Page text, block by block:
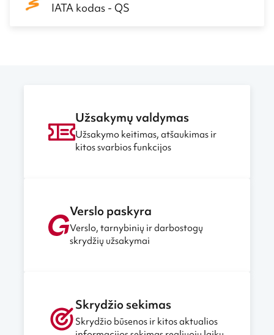
IATA kodas - QS
Užsakymų valdymas
Užsakymo keitimas, atšaukimas ir
kitos svarbios funkcijos
Verslo paskyra
Verslo, tarnybinių ir darbostogų
skrydžių užsakymai
Skrydžio sekimas
Skrydžio būsenos ir kitos aktualios